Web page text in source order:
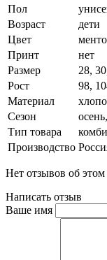
Пол
Возраст
дети
Цвет
Принт
нет
Размер
28,
Рост
98,
Материал
Сезон
Тип товара
Производство
Нет отзывов об этом
Написать отзыв
Ваше имя